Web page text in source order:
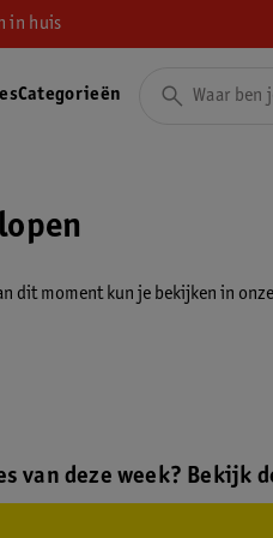
in huis
Categorieën
dit moment kun je bekijken in
van deze week? Bekijk